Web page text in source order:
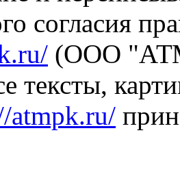
согласия
(ООО
тексты,
atmpk.ru/